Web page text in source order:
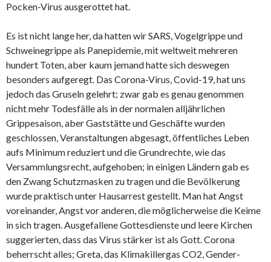
Pocken-Virus ausgerottet hat.
Es ist nicht lange her, da hatten wir SARS, Vogelgrippe und
Schweinegrippe als Panepidemie, mit weltweit mehreren
hundert Toten, aber kaum jemand hatte sich deswegen
besonders aufgeregt. Das Corona-Virus, Covid-19, hat uns
jedoch das Gruseln gelehrt; zwar gab es genau genommen
nicht mehr Todesfälle als in der normalen alljährlichen
Grippesaison, aber Gaststätte und Geschäfte wurden
geschlossen, Veranstaltungen abgesagt, öffentliches Leben
aufs Minimum reduziert und die Grundrechte, wie das
Versammlungsrecht, aufgehoben; in einigen Ländern gab es
den Zwang Schutzmasken zu tragen und die Bevölkerung
wurde praktisch unter Hausarrest gestellt. Man hat Angst
voreinander, Angst vor anderen, die möglicherweise die Keime
in sich tragen. Ausgefallene Gottesdienste und leere Kirchen
suggerierten, dass das Virus stärker ist als Gott. Corona
beherrscht alles; Greta, das Klimakillergas CO2, Gender-